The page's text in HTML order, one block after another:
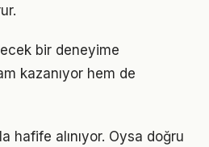
bir deneyime
kazanıyor hem de
alınıyor. Oysa doğru